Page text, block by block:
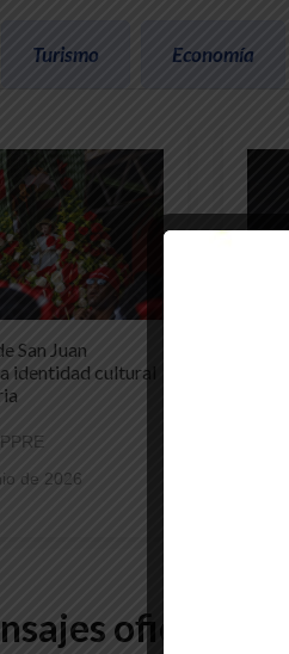
Turismo Economía
San Juan
identidad cultural
de 2026
oficiales